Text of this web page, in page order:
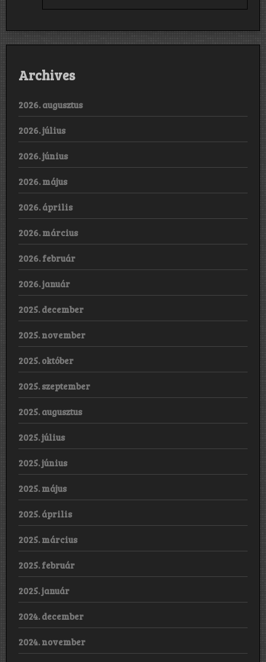
Archives
2026. augusztus
2026. július
2026. június
2026. május
2026. április
2026. március
2026. február
2026. január
2025. december
2025. november
2025. október
2025. szeptember
2025. augusztus
2025. július
2025. június
2025. május
2025. április
2025. március
2025. február
2025. január
2024. december
2024. november